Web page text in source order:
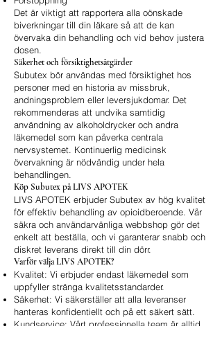
Det är viktigt att rapportera alla oönskade
biverkningar till din läkare så att de kan
övervaka din behandling och vid behov justera
dosen.
Säkerhet och försiktighetsåtgärder
Subutex bör användas med försiktighet hos
personer med en historia av missbruk,
andningsproblem eller leversjukdomar. Det
rekommenderas att undvika samtidig
användning av alkoholdrycker och andra
läkemedel som kan påverka centrala
nervsystemet. Kontinuerlig medicinsk
övervakning är nödvändig under hela
behandlingen.
Köp Subutex på LIVS APOTEK
LIVS APOTEK erbjuder Subutex av hög kvalitet
för effektiv behandling av opioidberoende. Vår
säkra och användarvänliga webbshop gör det
enkelt att beställa, och vi garanterar snabb och
diskret leverans direkt till din dörr.
Varför välja LIVS APOTEK?
Kvalitet: Vi erbjuder endast läkemedel som
uppfyller stränga kvalitetsstandarder.
Säkerhet: Vi säkerställer att alla leveranser
hanteras konfidentiellt och på ett säkert sätt.
Kundservice: Vårt professionella team är alltid